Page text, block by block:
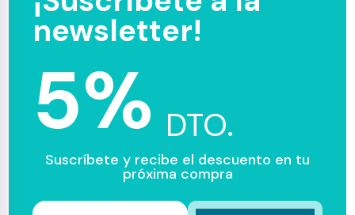
newsletter!
5% DTO.
Suscríbete y recibe el descuento en tu
próxima compra